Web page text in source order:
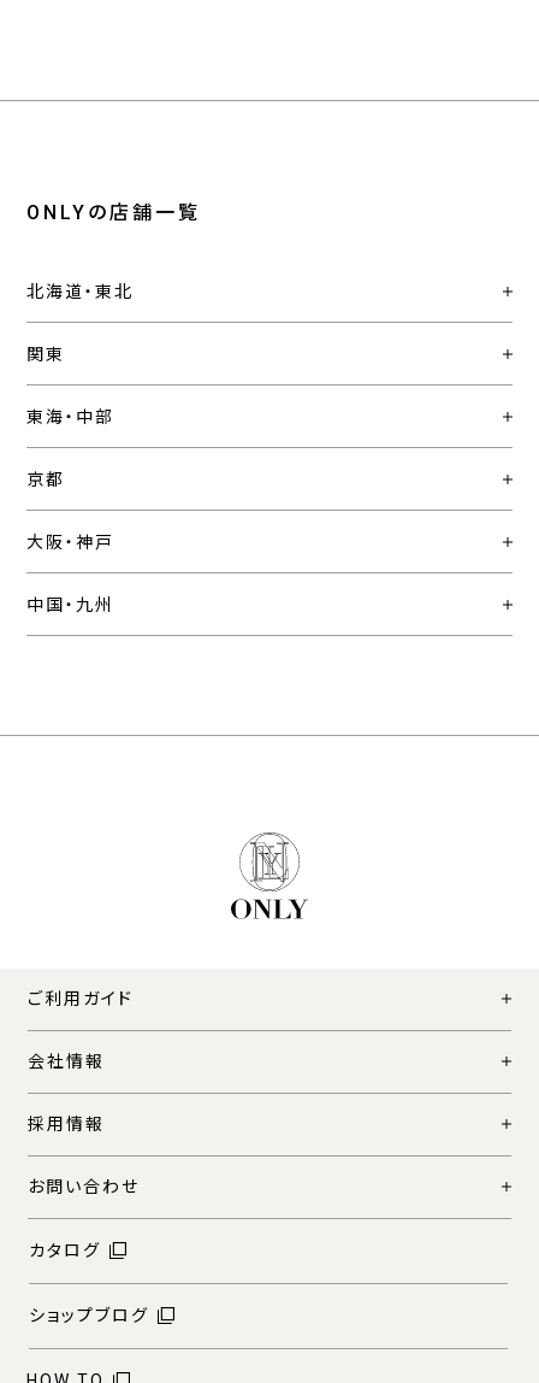
ONLYの店舗一覧
北海道・東北
関東
東海・中部
京都
大阪・神戸
中国・九州
ご利用ガイド
会社情報
採用情報
お問い合わせ
カタログ
ショップブログ